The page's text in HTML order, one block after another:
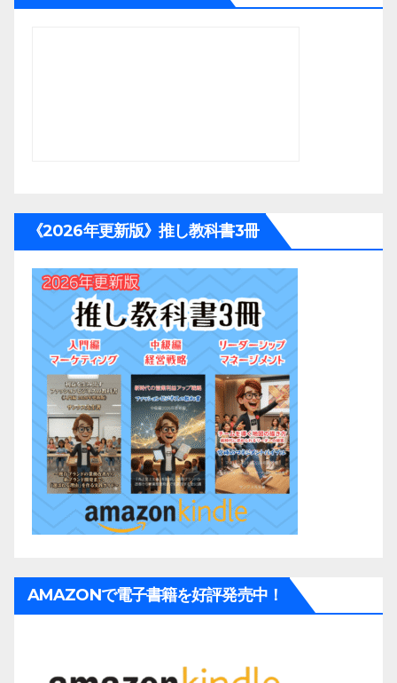
《2026年更新版》推し教科書3冊
AMAZONで電子書籍を好評発売中！